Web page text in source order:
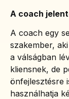
A coach
A coach egy
szakember,
a válságban
kliensnek, de
önfejlesztésre
használhatja